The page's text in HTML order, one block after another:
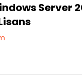
Server